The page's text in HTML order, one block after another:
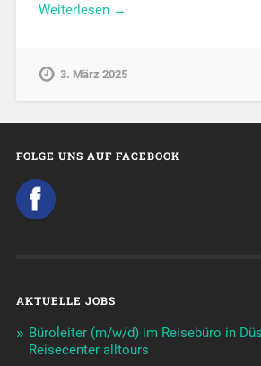
Weiterlesen →
3. März 2025
FOLGE UNS AUF FACEBOOK
AKTUELLE JOBS
Büroleiter (m/w/d) im Reisebüro in
Reisecenter alltours